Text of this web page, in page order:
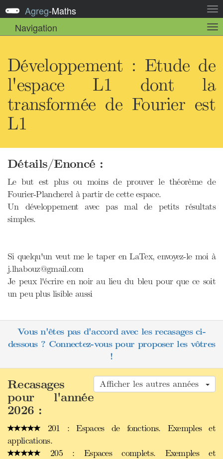
la
Agreg-Maths
Navigation
la
Développement : Etude de
l'espace L1 dont la
transformée de Fourier est
L1
Détails/Enoncé :
Le but est plus ou moins de prouver le théorème de
Fourier-Plancherel à partir de cette espace.
Un développement avec pas mal de petits résultats
simples.
Si quelqu'un veut me le taper en LaTex, envoyez-le moi à
j.lhabouz@gmail.com
Je peux l'écrire en noir au lieu du bleu pour que ce soit
un peu plus lisible aussi
Vous n'êtes pas d'accord avec les recasages ci-
dessous ? Connectez-vous pour proposer les vôtres
!
Afficher les autres années
Recasages
pour l'année
2026 :
201 : Espaces de fonctions. Exemples et
applications.
205 : Espaces complets. Exemples et